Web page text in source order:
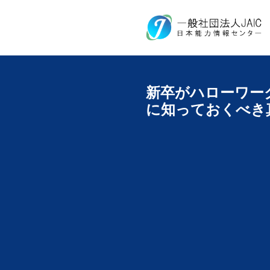
新卒がハローワ
に知っておくべき